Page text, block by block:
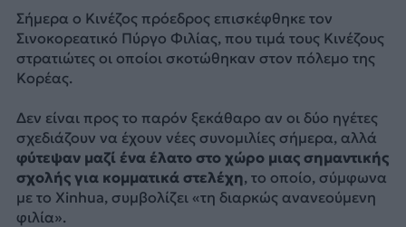
Σήμερα ο Κινέζος πρόεδρος επισκέφθηκε τον
Σινοκορεατικό Πύργο Φιλίας, που τιμά τους Κινέζους
στρατιώτες οι οποίοι σκοτώθηκαν στον πόλεμο της
Κορέας.
Δεν είναι προς το παρόν ξεκάθαρο αν οι δύο ηγέτες
σχεδιάζουν να έχουν νέες συνομιλίες σήμερα, αλλά
φύτεψαν μαζί ένα έλατο στο χώρο μιας σημαντικής
σχολής για κομματικά στελέχη, το οποίο, σύμφωνα
με το Xinhua, συμβολίζει «τη διαρκώς ανανεούμενη
φιλία».